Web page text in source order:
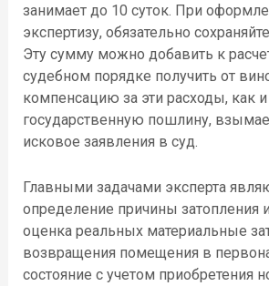
занимает до 10 суток. При
экспертизу, обязательно
Эту сумму можно добавить к
судебном порядке получить от
компенсацию за эти расходы, как и
государственную пошлину,
исковое заявления в суд.
Главными задачами эксперта
определение причины затопления и
оценкареальныхматериальные
возвращения помещения в
состояние с учетом приобретения